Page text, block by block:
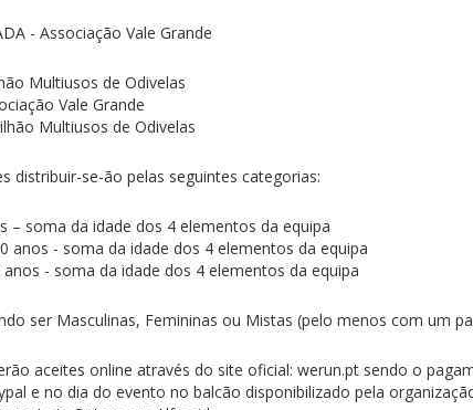
- Associação Vale Grande
Multiusos de Odivelas
Vale Grande
Multiusos de Odivelas
distribuir-se-ão pelas seguintes categorias:
– soma da idade dos 4 elementos da equipa
anos - soma da idade dos 4 elementos da equipa
anos - soma da idade dos 4 elementos da equipa
ser Masculinas, Femininas ou Mistas (pelo menos com um
aceites online através do site oficial: werun.pt sendo o
e no dia do evento no balcão disponibilizado pela